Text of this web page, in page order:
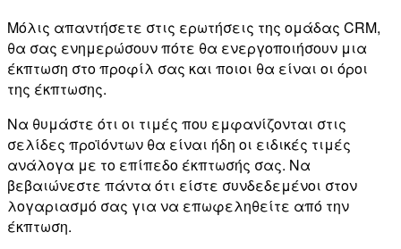
Μόλις απαντήσετε στις ερωτήσεις της ομάδας CRM,
θα σας ενημερώσουν πότε θα ενεργοποιήσουν μια
έκπτωση στο προφίλ σας και ποιοι θα είναι οι όροι
της έκπτωσης.
Να θυμάστε ότι οι τιμές που εμφανίζονται στις
σελίδες προϊόντων θα είναι ήδη οι ειδικές τιμές
ανάλογα με το επίπεδο έκπτωσής σας. Να
βεβαιώνεστε πάντα ότι είστε συνδεδεμένοι στον
λογαριασμό σας για να επωφεληθείτε από την
έκπτωση.